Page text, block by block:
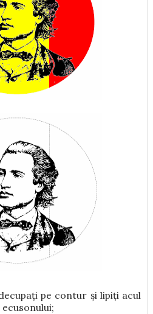
pe contur și lipiți acul